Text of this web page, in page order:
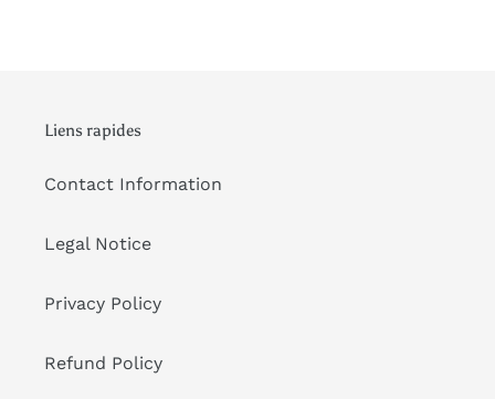
Liens rapides
Contact Information
Legal Notice
Privacy Policy
Refund Policy